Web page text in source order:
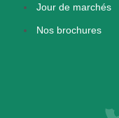
Jour de marchés
Nos brochures